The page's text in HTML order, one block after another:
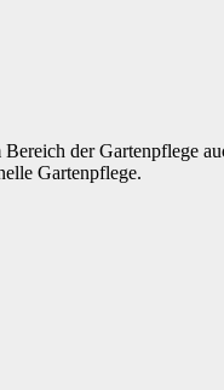
der Gartenpflege
Gartenpflege.